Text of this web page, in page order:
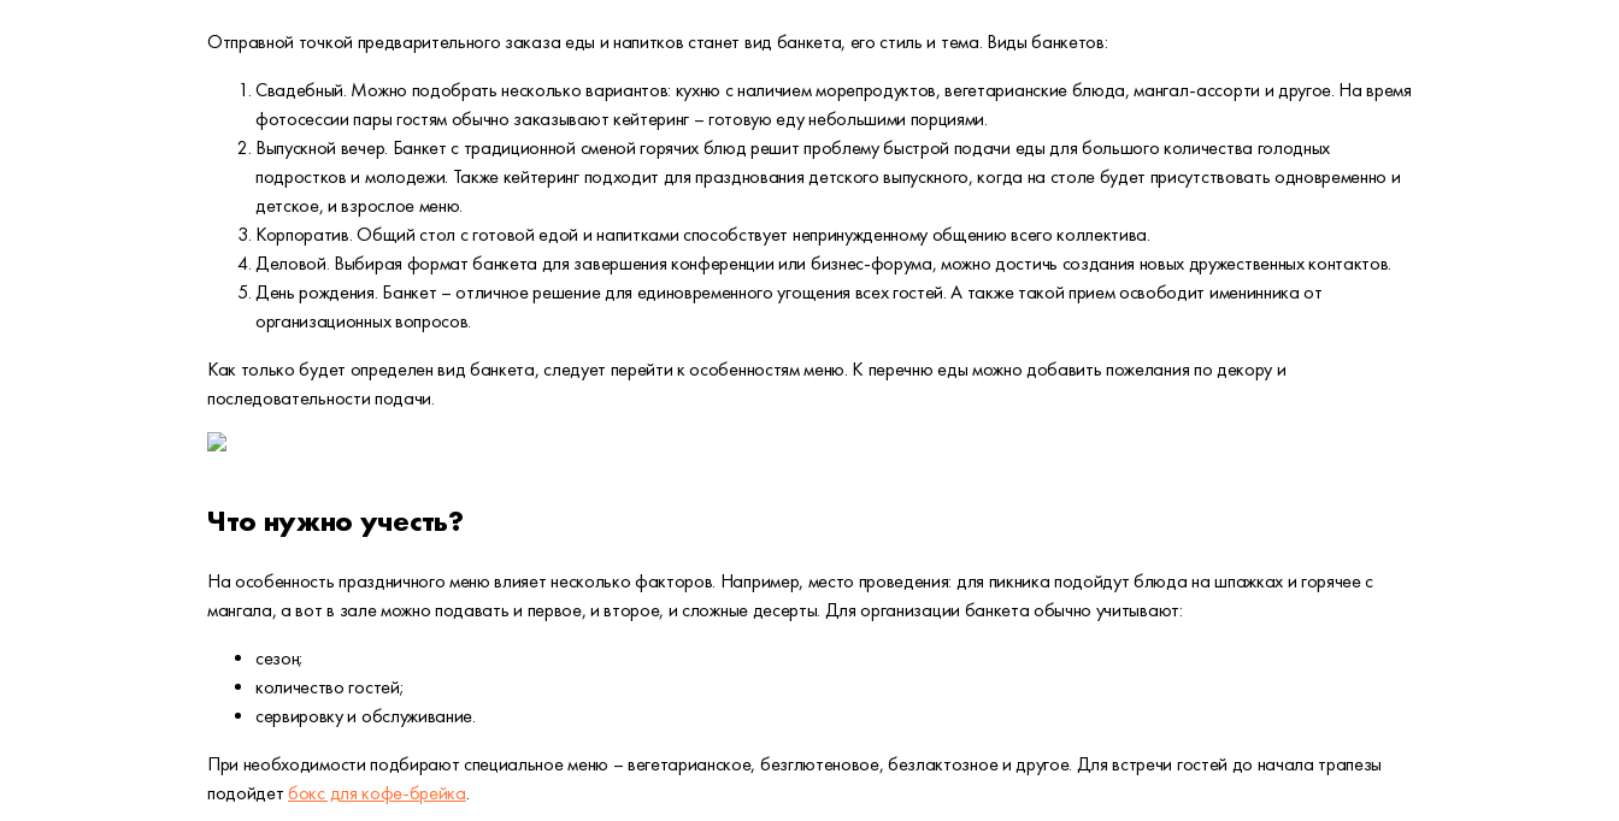
Отправной точкой предварительного заказа еды и напитков станет вид банкета, его стиль и тема. Виды банкетов:
Свадебный. Можно подобрать несколько вариантов: кухню с наличием морепродуктов, вегетарианские блюда, мангал-ассорти и другое. На время
фотосессии пары гостям обычно заказывают кейтеринг – готовую еду небольшими порциями.
Выпускной вечер. Банкет с традиционной сменой горячих блюд решит проблему быстрой подачи еды для большого количества голодных
подростков и молодежи. Также кейтеринг подходит для празднования детского выпускного, когда на столе будет присутствовать одновременно и
детское, и взрослое меню.
Корпоратив. Общий стол с готовой едой и напитками способствует непринужденному общению всего коллектива.
Деловой. Выбирая формат банкета для завершения конференции или бизнес-форума, можно достичь создания новых дружественных контактов.
День рождения. Банкет – отличное решение для единовременного угощения всех гостей. А также такой прием освободит именинника от
организационных вопросов.
Как только будет определен вид банкета, следует перейти к особенностям меню. К перечню еды можно добавить пожелания по декору и
последовательности подачи.
Что нужно учесть?
На особенность праздничного меню влияет несколько факторов. Например, место проведения: для пикника подойдут блюда на шпажках и горячее с
мангала, а вот в зале можно подавать и первое, и второе, и сложные десерты. Для организации банкета обычно учитывают:
сезон;
количество гостей;
сервировку и обслуживание.
При необходимости подбирают специальное меню – вегетарианское, безглютеновое, безлактозное и другое. Для встречи гостей до начала трапезы
подойдетбокс для кофе-брейка.